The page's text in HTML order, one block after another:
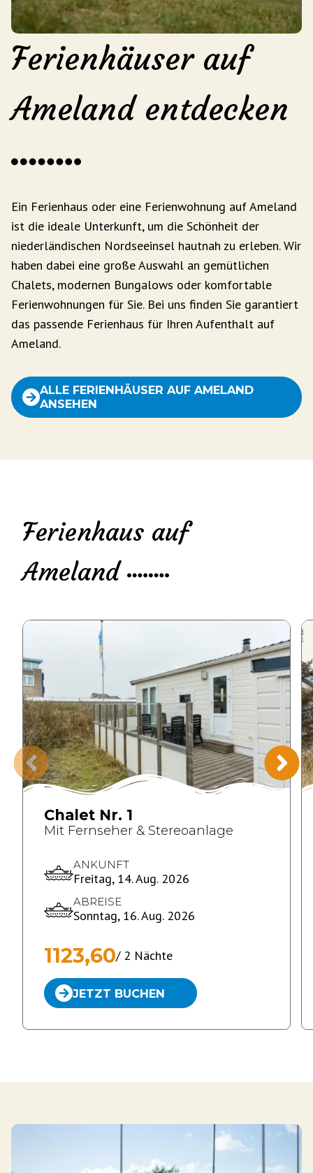
Ferienhäuser auf
Ameland entdecken
Ein Ferienhaus oder eine Ferienwohnung auf Ameland
ist die ideale Unterkunft, um die Schönheit der
niederländischen Nordseeinsel hautnah zu erleben. Wir
haben dabei eine große Auswahl an gemütlichen
Chalets, modernen Bungalows oder komfortable
Ferienwohnungen für Sie. Bei uns finden Sie garantiert
das passende Ferienhaus für Ihren Aufenthalt auf
Ameland.
ALLE FERIENHÄUSER AUF AMELAND
ANSEHEN
Ferienhaus auf
Ameland
Chalet Nr. 1
Mit Fernseher & Stereoanlage
ANKUNFT
Freitag, 14. Aug. 2026
ABREISE
Sonntag, 16. Aug. 2026
1123,60/ 2 Nächte
JETZT BUCHEN